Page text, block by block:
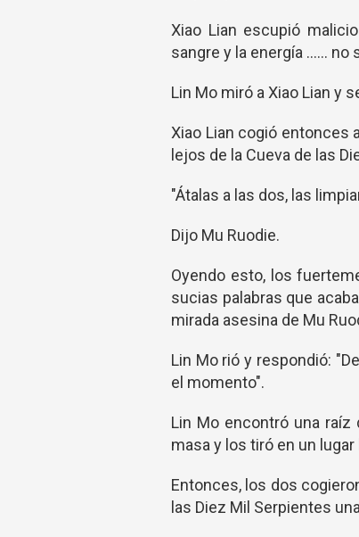
Xiao Lian escupió
sangre y la energía ......
Lin Mo miró a Xiao Lian y
Xiao Lian cogió entonces
lejos de la Cueva de las
"Átalas a las dos, las
Dijo Mu Ruodie.
Oyendo esto, los
sucias palabras que
mirada asesina de Mu
Lin Mo rió y respondió:
el momento".
Lin Mo encontró una
masa y los tiró en un
Entonces, los dos
las Diez Mil Serpientes